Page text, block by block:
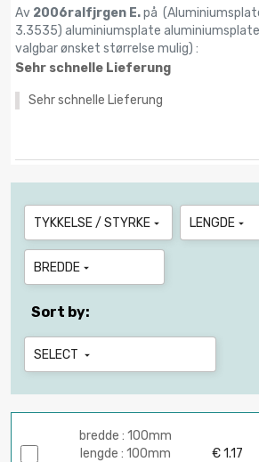
Av 2006ralfjrgen E.på (
3.3535) aluminiumsplate
valgbar ønsket størrelse mulig) :
Sehr schnelle Lieferung
Sehr schnelle Lieferung
TYKKELSE / STYRKE  LENGDE 
BREDDE 
Sort by:
SELECT 
bredde : 100mm
lengde : 100mm
€ 1.17